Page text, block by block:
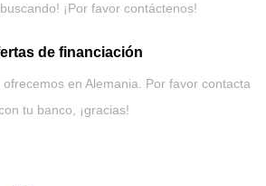
¡Por favor contáctenos!
de financiación
en Alemania. Por favor contacta
tu banco, ¡gracias!